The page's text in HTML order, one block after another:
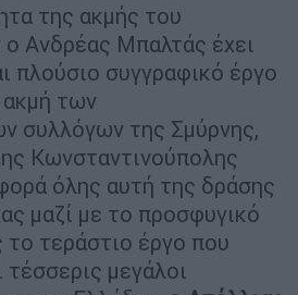
της ακμής του
Ανδρέας Μπαλτάς έχει
πλούσιο συγγραφικό έργο
ακμή των
συλλόγων της Σμύρνης,
Κωνσταντινούπολης
όλης αυτή της δράσης
μαζί με το προσφυγικό
τεράστιο έργο που
τέσσερις μεγάλοι